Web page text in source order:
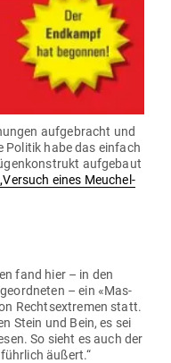
auf­ge­bracht und
Politik habe das einfach
auf­gebaut
„Versuch eines Meu­chel­
fand hier – in den
– ein «Mas­
Rechts­extremen statt.
Stein und Bein, es sei
So sieht es auch der
äußert.“